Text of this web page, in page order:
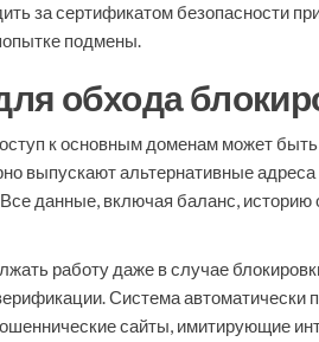
за сертификатом безопасности
подмены.
обхода
к основным доменам может
альтернативные
данные, включая баланс,
работу даже в случае
Система автоматически
сайты, имитирующие